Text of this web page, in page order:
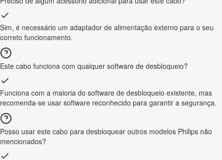
Sim, é necessário um adaptador de alimentação externo para o seu
correto funcionamento.
Este cabo funciona com qualquer software de desbloqueio?
Funciona com a maioria do software de desbloqueio existente, mas
recomenda-se usar software reconhecido para garantir a segurança.
Posso usar este cabo para desbloquear outros modelos Philips não
mencionados?